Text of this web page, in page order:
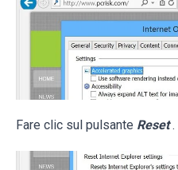
Fare clic sul pulsante Reset .